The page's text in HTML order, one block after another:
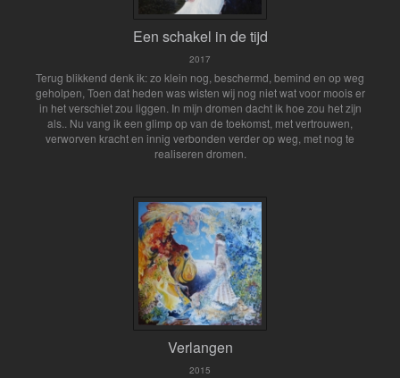
Een schakel in de tijd
2017
Terug blikkend denk ik: zo klein nog, beschermd, bemind en op weg
geholpen, Toen dat heden was wisten wij nog niet wat voor moois er
in het verschiet zou liggen. In mijn dromen dacht ik hoe zou het zijn
als.. Nu vang ik een glimp op van de toekomst, met vertrouwen,
verworven kracht en innig verbonden verder op weg, met nog te
realiseren dromen.
Verlangen
2015